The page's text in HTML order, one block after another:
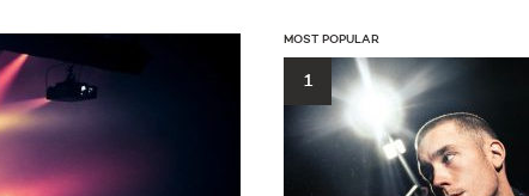
MOST POPULAR
1